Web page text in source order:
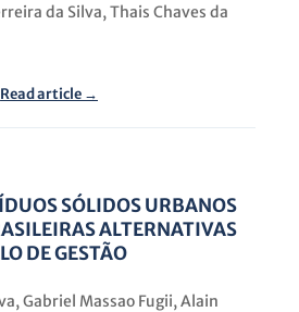
da Silva, Thais Chaves da
Read article →
SÓLIDOS URBANOS
ALTERNATIVAS
DE GESTÃO
Gabriel Massao Fugii, Alain